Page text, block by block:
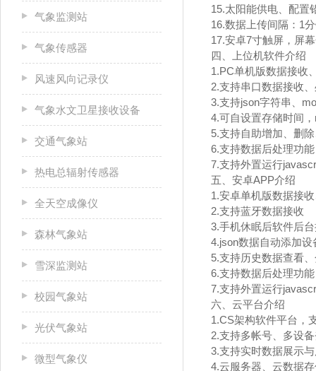
气象监测站
气象传感器
风速风向记录仪
气象水文卫星接收设备
交通气象站
热电总辐射传感器
全天空成像仪
森林气象站
雪深监测站
校园气象站
光伏气象站
微型气象仪
15.太阳能供电、配置
16.数据上传间隔：1
17.安卓7寸触屏，屏
四、上位机软件介绍
1.PC单机版数据接收
2.支持串口数据接收
3.支持json字符串、
4.可自设置存储时间
5.支持自助增加、删
6.支持数据后处理功能
7.支持外置运行
五、安卓APP介绍
1.安卓单机版数据接
2.支持蓝牙数据接收
3.手机休眠后软件后
4.json数据自动添加
5.支持历史数据查看
6.支持数据后处理功能
7.支持外置运行
六、云平台介绍
1.CS架构软件平台，
2.支持多帐号、多设
3.支持实时数据展示
4.云服务器、云数据